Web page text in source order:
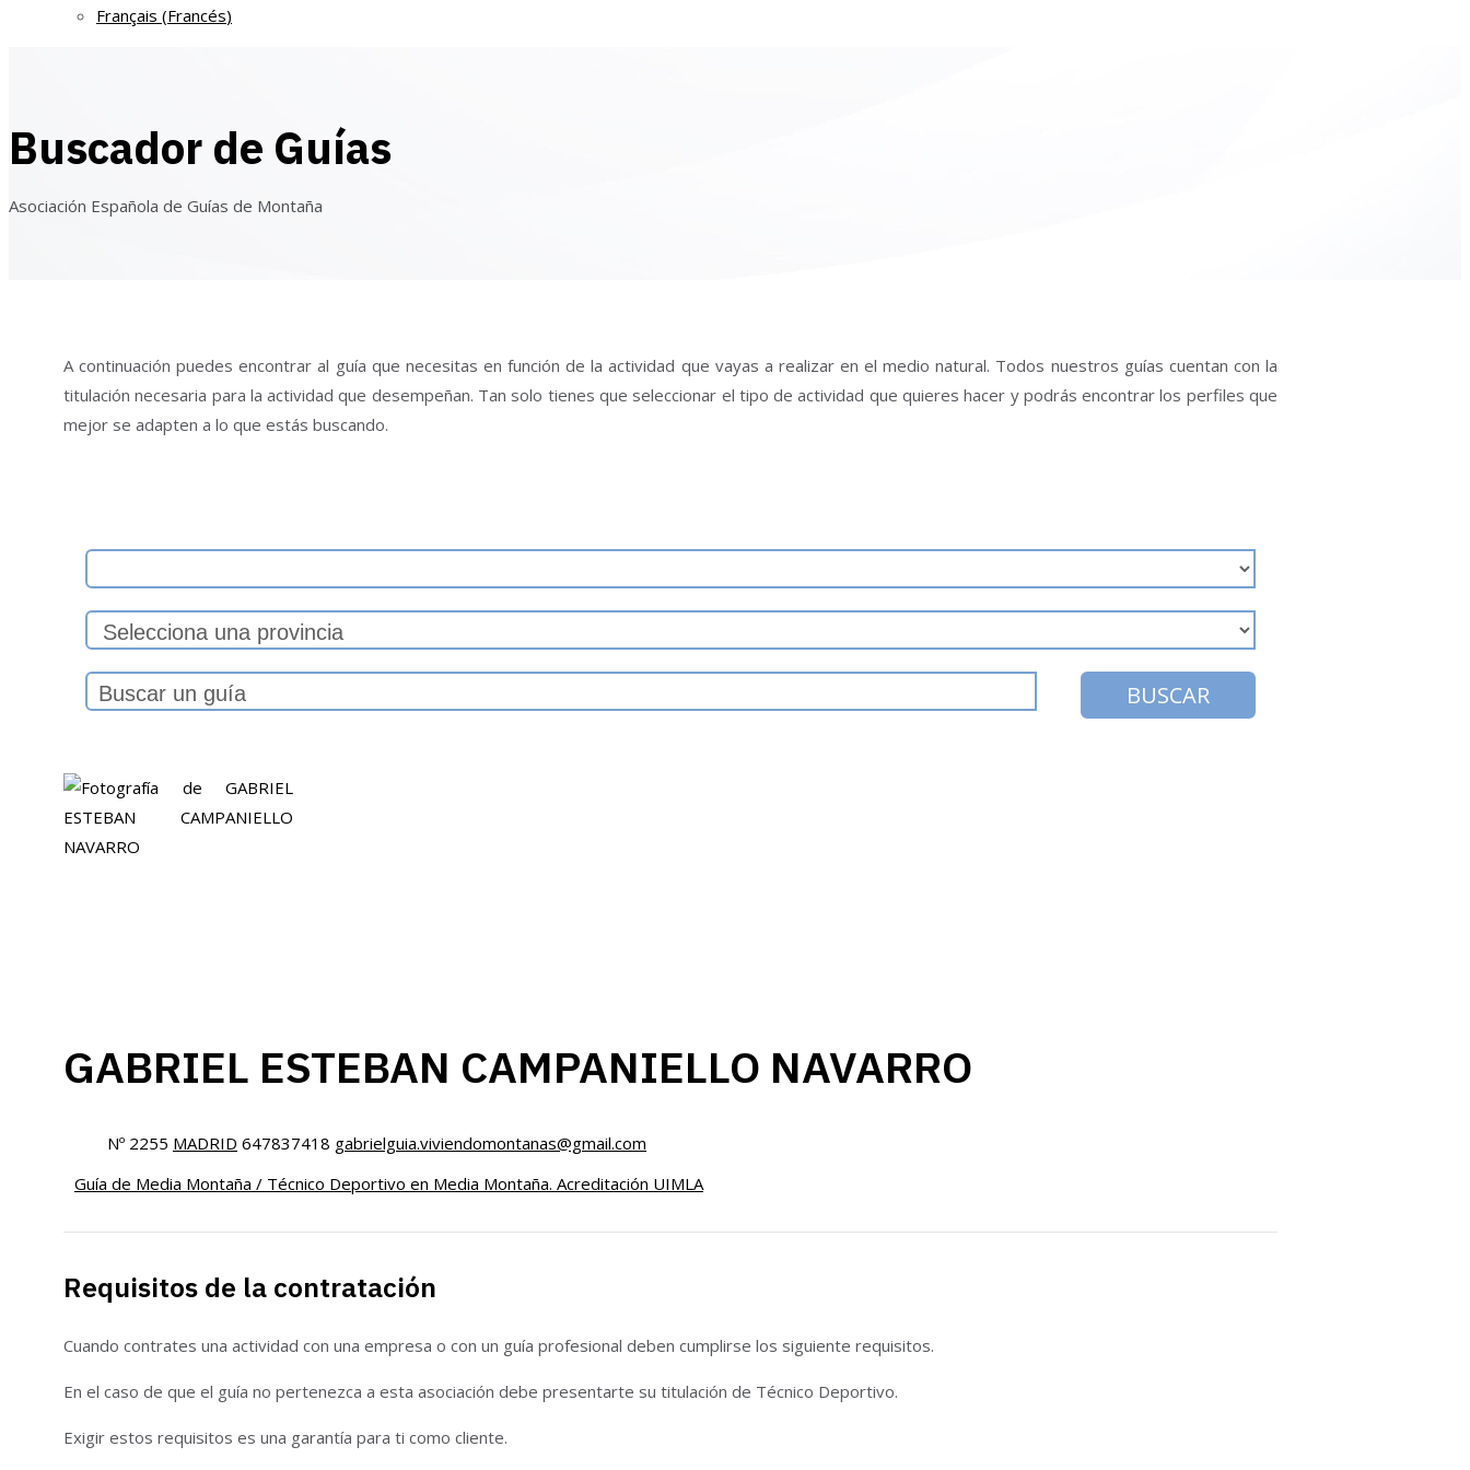
Français (Francés)
Buscador de Guías
Asociación Española de Guías de Montaña
A continuación puedes encontrar al guía que necesitas en función de la actividad que vayas a realizar en el medio natural. Todos nuestros guías cuentan con la
titulación necesaria para la actividad que desempeñan. Tan solo tienes que seleccionar el tipo de actividad que quieres hacer y podrás encontrar los perfiles que
mejor se adapten a lo que estás buscando.
BUSCAR
GABRIEL ESTEBAN CAMPANIELLO NAVARRO
Nº 2255 MADRID 647837418 gabrielguia.viviendomontanas@gmail.com
Guía de Media Montaña / Técnico Deportivo en Media Montaña. Acreditación UIMLA
Requisitos de la contratación
Cuando contrates una actividad con una empresa o con un guía profesional deben cumplirse los siguiente requisitos.
En el caso de que el guía no pertenezca a esta asociación debe presentarte su titulación de Técnico Deportivo.
Exigir estos requisitos es una garantía para ti como cliente.